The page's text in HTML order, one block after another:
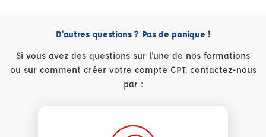
D'autres questions ? Pas de panique !
Si vous avez des questions sur l'une de nos formations
ou sur comment créer votre compte CPT, contactez-nous
par :